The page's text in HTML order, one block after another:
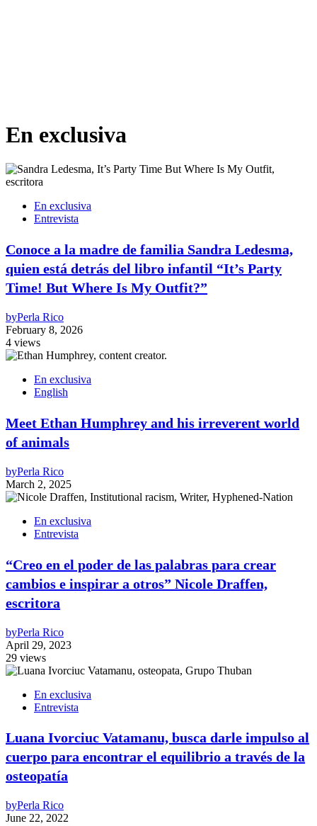
En exclusiva
En exclusiva
Entrevista
Conoce a la madre de familia Sandra Ledesma,
quien está detrás del libro infantil “It’s Party
Time! But Where Is My Outfit?”
byPerla Rico
February 8, 2026
4 views
En exclusiva
English
Meet Ethan Humphrey and his irreverent world
of animals
byPerla Rico
March 2, 2025
En exclusiva
Entrevista
“Creo en el poder de las palabras para crear
cambios e inspirar a otros” Nicole Draffen,
escritora
byPerla Rico
April 29, 2023
29 views
En exclusiva
Entrevista
Luana Ivorciuc Vatamanu, busca darle impulso al
cuerpo para encontrar el equilibrio a través de la
osteopatía
byPerla Rico
June 22, 2022